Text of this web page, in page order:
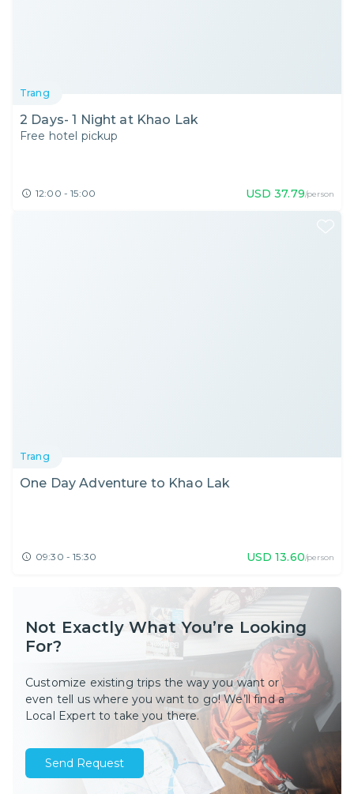
Trang
2 Days- 1 Night at Khao Lak
Free hotel pickup
12:00 - 15:00 USD 37.79/person
Trang
One Day Adventure to Khao Lak
09:30 - 15:30 USD 13.60/person
Not Exactly What You’re Looking
For?
Customize existing trips the way you want or
even tell us where you want to go! We’ll find a
Local Expert to take you there.
Send Request